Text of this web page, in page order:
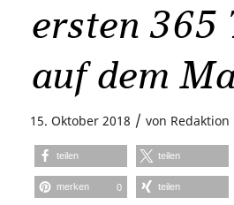
ersten 365
auf dem
15. Oktober 2018 / von Redaktion
teilen teilen
merken 0 teilen